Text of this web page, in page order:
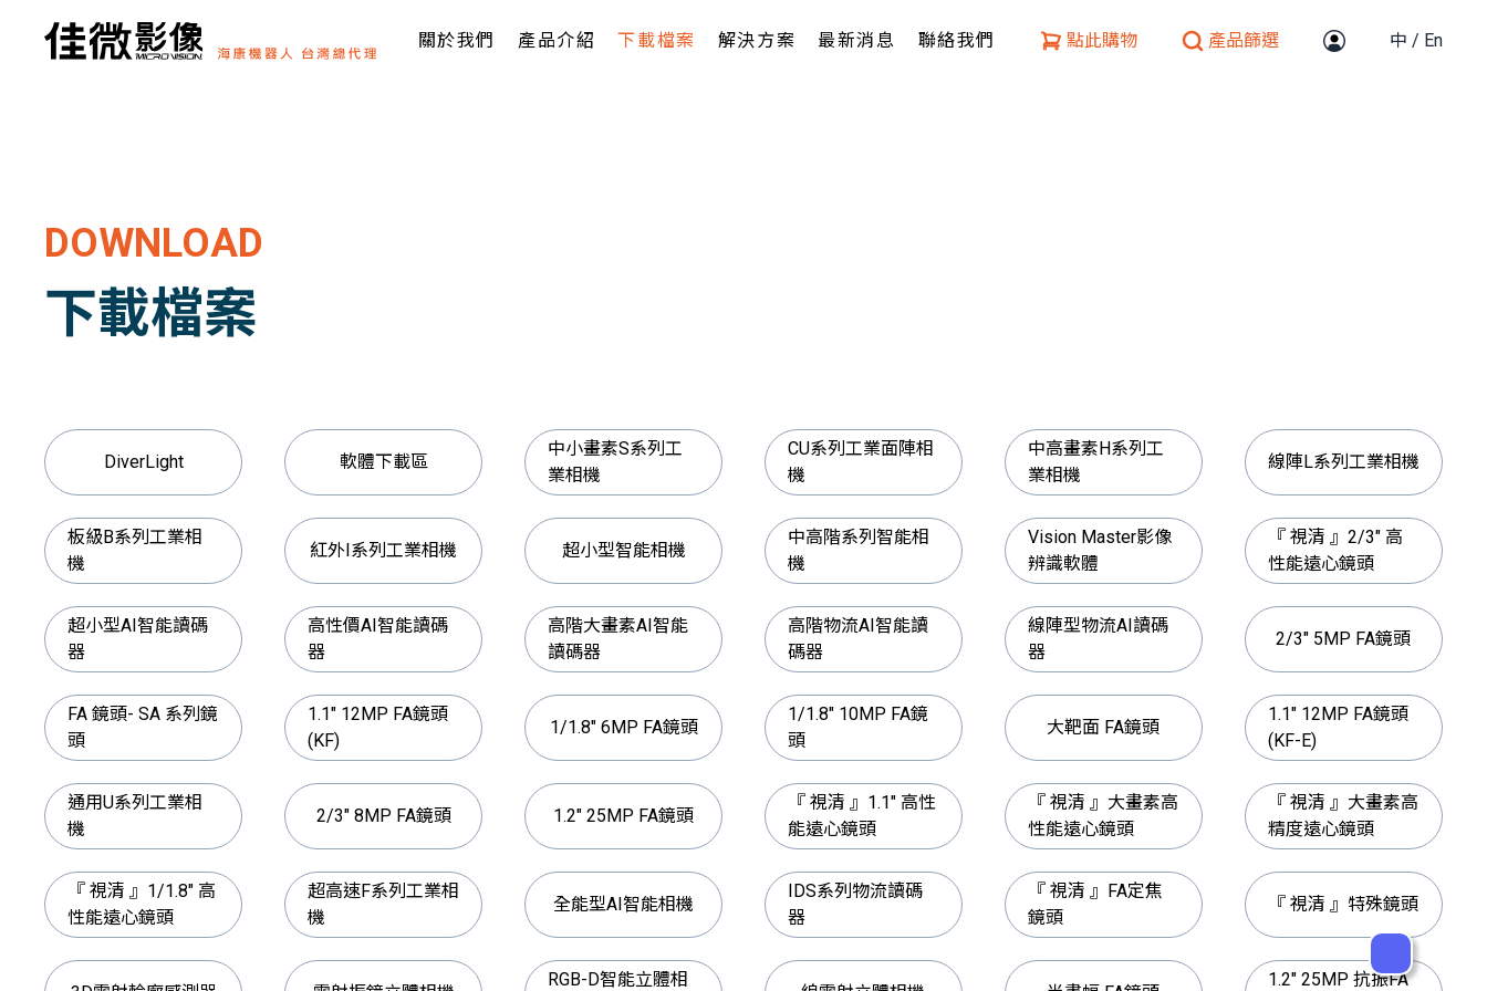
關於我們 產品介紹 下載檔案 解決方案 最新消息 聯絡我們 點此購物 產品篩選 中 / En
DOWNLOAD
下載檔案
DiverLight 軟體下載區
中小畫素S系列工
業相機
CU系列工業面陣相
機
中高畫素H系列工
業相機
線陣L系列工業相機
板級B系列工業相
機
紅外I系列工業相機 超小型智能相機
中高階系列智能相
機
Vision Master影像
辨識軟體
『 視清 』2/3" 高
性能遠心鏡頭
超小型AI智能讀碼
器
高性價AI智能讀碼
器
高階大畫素AI智能
讀碼器
高階物流AI智能讀
碼器
線陣型物流AI讀碼
器
2/3" 5MP FA鏡頭
FA 鏡頭- SA 系列鏡
頭
1.1" 12MP FA鏡頭
(KF)
1/1.8" 6MP FA鏡頭
1/1.8" 10MP FA鏡
頭
大靶面 FA鏡頭
1.1" 12MP FA鏡頭
(KF-E)
通用U系列工業相
機
2/3" 8MP FA鏡頭 1.2" 25MP FA鏡頭
『 視清 』1.1" 高性
能遠心鏡頭
『 視清 』大畫素高
性能遠心鏡頭
『 視清 』大畫素高
精度遠心鏡頭
『 視清 』1/1.8" 高
性能遠心鏡頭
超高速F系列工業相
機
全能型AI智能相機
IDS系列物流讀碼
器
『 視清 』FA定焦
鏡頭
『 視清 』特殊鏡頭
RGB-D智能立體相 1.2" 25MP 抗振FA